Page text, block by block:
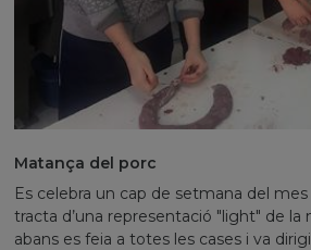
Matança del porc
Es celebra un cap de setmana del
tracta d’una representació "light" de la
abans es feia a totes les cases i va